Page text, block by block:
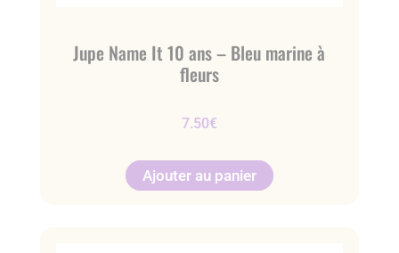
Jupe Name It 10 ans – Bleu marine à
fleurs
7.50€
Ajouter au panier